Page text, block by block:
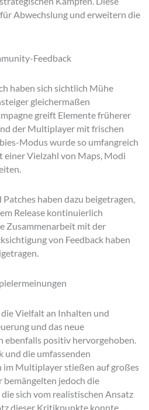
Abwechslung und erweitern die
Feedback
haben sich sichtlich Mühe
gleichermaßen
greift Elemente früherer
der Multiplayer mit frischen
Modus wurde so umfangreich
einer Vielzahl von Maps, Modi
haben dazu beigetragen,
Release kontinuierlich
Zusammenarbeit mit der
von Feedback haben
Vielfalt an Inhalten und
und das neue
ebenfalls positiv hervorgehoben.
und die umfassenden
im Multiplayer stießen auf großes
bemängelten jedoch die
sich vom realistischen Ansatz
dieser Kritikpunkte konnte